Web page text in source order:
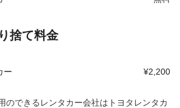
捨て料金
ー ¥2,200
のできるレンタカー会社はトヨタレンタカ